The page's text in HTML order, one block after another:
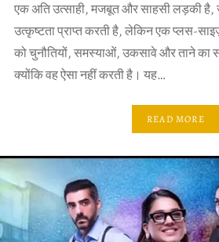
एक अति उत्साही, मजबूत और साहसी लड़की है,
उत्कृष्टता प्राप्त करती है, लेकिन एक प्लस-
को चुनौतियों, समस्याओं, उकसावे और ताने का
क्योंकि वह ऐसा नहीं करती है। यह…
READ MORE